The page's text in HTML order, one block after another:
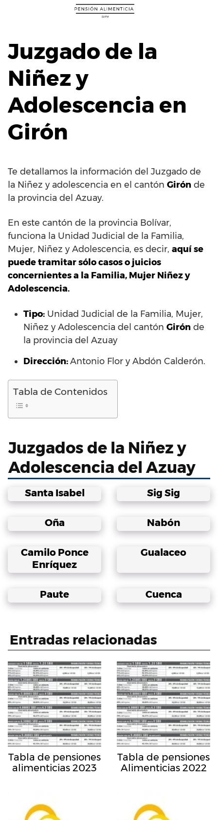
Juzgado de la
Niñez y
Adolescencia en
Girón
Te detallamos la información del Juzgado de
la Niñez y adolescencia en el cantón Girón de
la provincia del Azuay.
En este cantón de la provincia Bolívar,
funciona la Unidad Judicial de la Familia,
Mujer, Niñez y Adolescencia, es decir, aquí se
puede tramitar sólo casos o juicios
concernientes a la Familia, Mujer Niñez y
Adolescencia.
Tipo: Unidad Judicial de la Familia, Mujer,
Niñez y Adolescencia del cantón Girón de
la provincia del Azuay
Dirección:Antonio Flor y Abdón Calderón.
Tabla de Contenidos
Juzgados de la Niñez y
Adolescencia del Azuay
Santa Isabel Sig Sig
Oña Nabón
Camilo Ponce
Enríquez
Gualaceo
Paute Cuenca
Entradas relacionadas
Tabla de pensiones
alimenticias 2023
Tabla de pensiones
Alimenticias 2022